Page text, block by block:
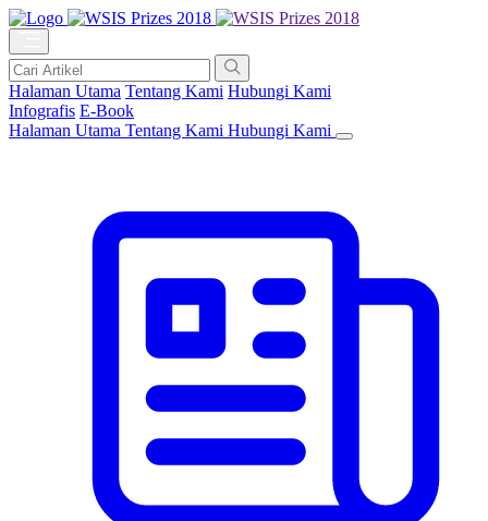
Halaman Utama Tentang Kami Hubungi Kami
Infografis E-Book
Halaman Utama Tentang Kami Hubungi Kami